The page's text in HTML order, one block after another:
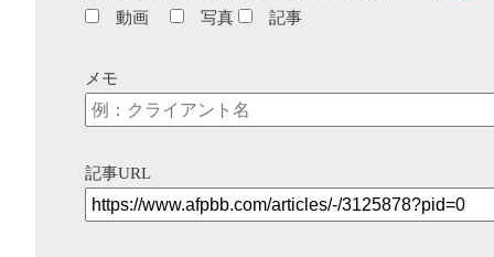
動画
写真 記事
メモ
記事URL